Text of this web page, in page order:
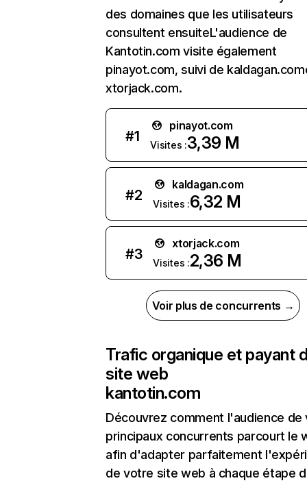
des domaines que les utilisateurs
consultent ensuiteL'audience de
Kantotin.com visite également
pinayot.com, suivi de
xtorjack.com.
#1
pinayot.com
Visites :3,39 M
#2
kaldagan.com
Visites :6,32 M
#3
xtorjack.com
Visites :2,36 M
Voir plus de concurrents →
Trafic organique et payant
site web
kantotin.com
Découvrez comment l'audience de
principaux concurrents parcourt le
afin d'adapter parfaitement
de votre site web à chaque étape